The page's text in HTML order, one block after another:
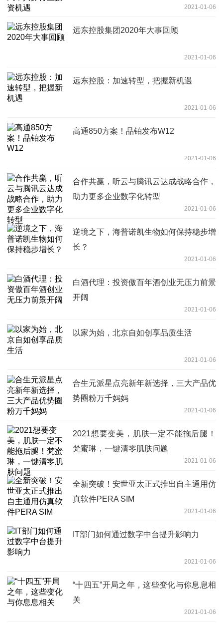
2021-01-06
远东控股集团2020年大事回顾
2021-01-06
远东控股：加速转型，把握新机遇
2021-01-06
高通850方案！品铂发布W12
2021-01-06
合作共赢，听云与腾讯云达成战略合作，
助力更多企业数字化转型
2021-01-06
逆境之下，海普诺凯生物如何保持稳步增
长？
2021-01-06
白酒代理：投资傲百年酒创业无压力前景
开阔
2021-01-06
以家为始，北京自如创享品质生活
2021-01-06
合生元派星点亮新年新选择，三大产品优
势圈粉万千妈妈
2021-01-06
2021想要变美，肌肤一定不能拖后腿！
梵蜜琳，一键清零肌肤问题
2021-01-06
全新突破！安世亚太正式推出自主通用仿
真软件PERA SIM
2021-01-06
IT部门如何通过数字中台提升影响力
2021-01-06
“十四五”开局之年，这些变化与你息息相
关
2021-01-06